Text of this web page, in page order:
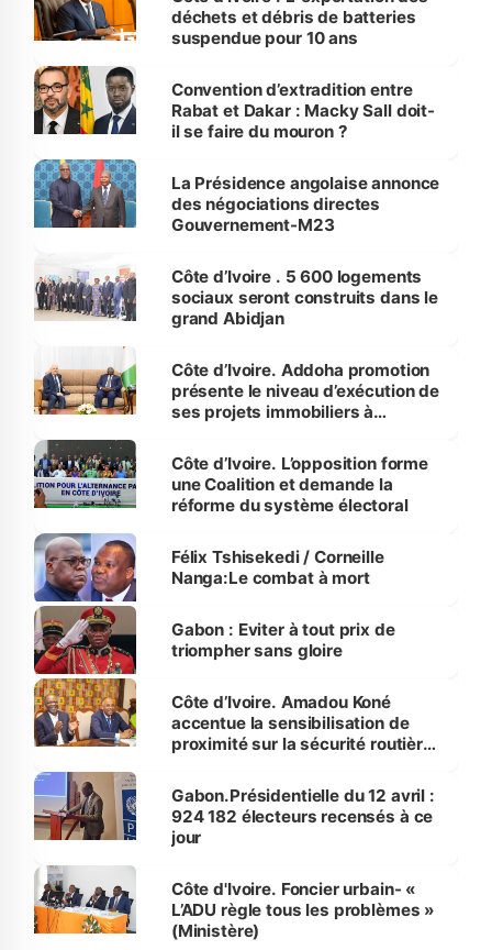
déchets et débris de batteries
suspendue pour 10 ans
Convention d’extradition entre
Rabat et Dakar : Macky Sall doit-
il se faire du mouron ?
La Présidence angolaise annonce
des négociations directes
Gouvernement-M23
Côte d’Ivoire . 5 600 logements
sociaux seront construits dans le
grand Abidjan
Côte d’Ivoire. Addoha promotion
présente le niveau d’exécution de
ses projets immobiliers à
Côte d’Ivoire. L’opposition forme
une Coalition et demande la
réforme du système électoral
Félix Tshisekedi / Corneille
Nanga:Le combat à mort
Gabon : Eviter à tout prix de
triompher sans gloire
Côte d’Ivoire. Amadou Koné
accentue la sensibilisation de
proximité sur la sécurité routière
Gabon.Présidentielle du 12 avril :
924 182 électeurs recensés à ce
jour
Côte d'Ivoire. Foncier urbain- «
L’ADU règle tous les problèmes »
(Ministère)